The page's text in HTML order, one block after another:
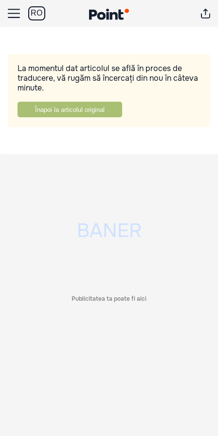
RO
La momentul dat articolul se află în proces de
traducere, vă rugăm să încercați din nou în câteva
minute.
Înapoi la articolul original
Publicitatea ta poate fi aici